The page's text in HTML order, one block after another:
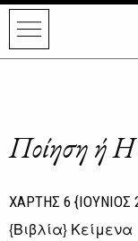
Ποίηση ή Η
ΧΑΡΤΗΣ 6 {ΙΟΥΝΙΟΣ
{Βιβλία} Κείμενα